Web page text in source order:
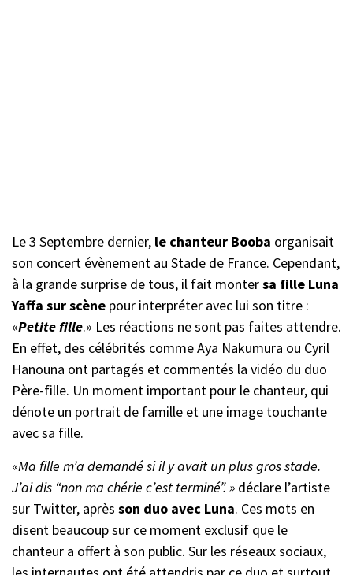
Le 3 Septembre dernier, le chanteur Booba organisait
son concert évènement au Stade de France. Cependant,
à la grande surprise de tous, il fait montersa fille Luna
Yaffa sur scène pour interpréter avec lui son titre :
«Petite fille.» Les réactions ne sont pas faites attendre.
En effet, des célébrités comme Aya Nakumura ou Cyril
Hanouna ont partagés et commentés la vidéo du duo
Père-fille. Un moment important pour le chanteur, qui
dénote un portrait de famille et une image touchante
avec sa fille.
«Ma fille m’a demandé si il y avait un plus gros stade.
J’ai dis “non ma chérie c’est terminé”. » déclare l’artiste
sur Twitter, après son duo avec Luna. Ces mots en
disent beaucoup sur ce moment exclusif que le
chanteur a offert à son public. Sur les réseaux sociaux,